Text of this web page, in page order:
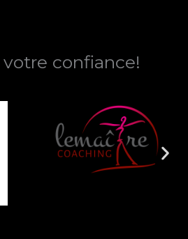
confiance!